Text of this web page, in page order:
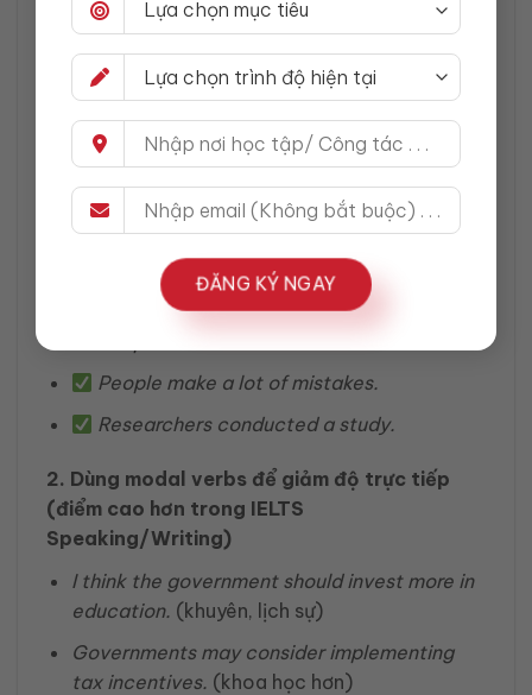
ĐĂNG KÝ NGAY
Ứng dụng trong kỹ năng NÓI &
VIẾT học thuật
(IELTS/TOEFL/Academic)
1. Lựa chọn động từ chính xác tăng tính học
thuật
Thay vìmake/do, dùng
conduct/perform/implement/undertake
writing formal.
People make a lot of mistakes.
Researchers conducteda study.
2. Dùng modal verbs để giảm độ trực tiếp
(điểm cao hơn trong IELTS
Speaking/Writing)
I think the government should invest more in
education. (khuyên, lịch sự)
Governments mayconsider implementing
tax incentives. (khoa học hơn)